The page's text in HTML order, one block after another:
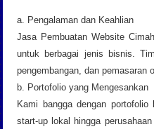
a. Pengalaman dan Keahlian
Jasa Pembuatan Website
untuk berbagai jenis bisnis.
pengembangan, dan pemasaran
b. Portofolio yang Mengesankan
Kami bangga dengan
start-up lokal hingga